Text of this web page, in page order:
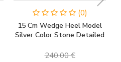
(0)
15 Cm Wedge Heel Model
Silver Color Stone Detailed
Engagement Shoes
240.00 €